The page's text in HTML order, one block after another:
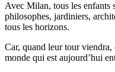
Avec Milan, tous les enfants
philosophes, jardiniers,
tous les horizons.
Car, quand leur tour viendra,
monde qui est aujourd’hui